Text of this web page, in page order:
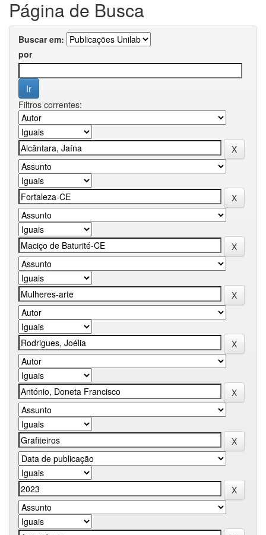
Página de Busca
Buscar em:
por
Filtros correntes: